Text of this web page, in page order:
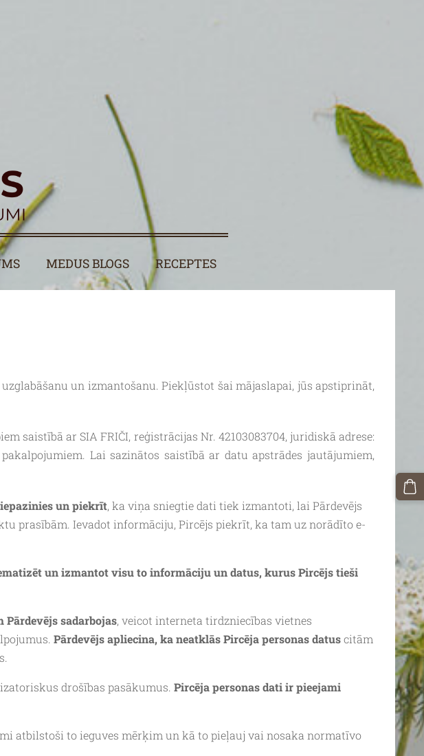
MEDUS BLOGS RECEPTES
un izmantošanu. Piekļūstot šai mājaslapai, jūs apstiprināt,
saistībā ar SIA FRIČI, reģistrācijas Nr. 42103083704, juridiskā adrese:
Lai sazinātos saistībā ar datu apstrādes jautājumiem,
un piekrīt, ka viņa sniegtie dati tiek izmantoti, lai Pārdevējs
prasībām. Ievadot informāciju, Pircējs piekrīt, ka tam uz norādīto e-
un izmantot visu to informāciju un datus, kurus Pircējs tieši
sadarbojas, veicot interneta tirdzniecības vietnes
Pārdevējs apliecina, ka neatklās Pircēja personas datuscitām
drošības pasākumus. Pircēja personas dati ir pieejami
atbilstoši to ieguves mērķim un kā to pieļauj vai nosaka normatīvo